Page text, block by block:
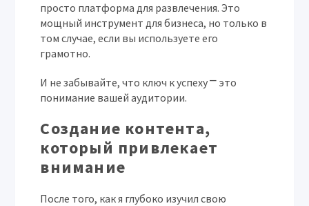
просто платформа для развлечения. Это
мощный инструмент для бизнеса, но только в
том случае, если вы используете его
грамотно.
И не забывайте, что ключ к успеху ⎻ это
понимание вашей аудитории.
Создание контента,
который привлекает
внимание
После того, как я глубоко изучил свою